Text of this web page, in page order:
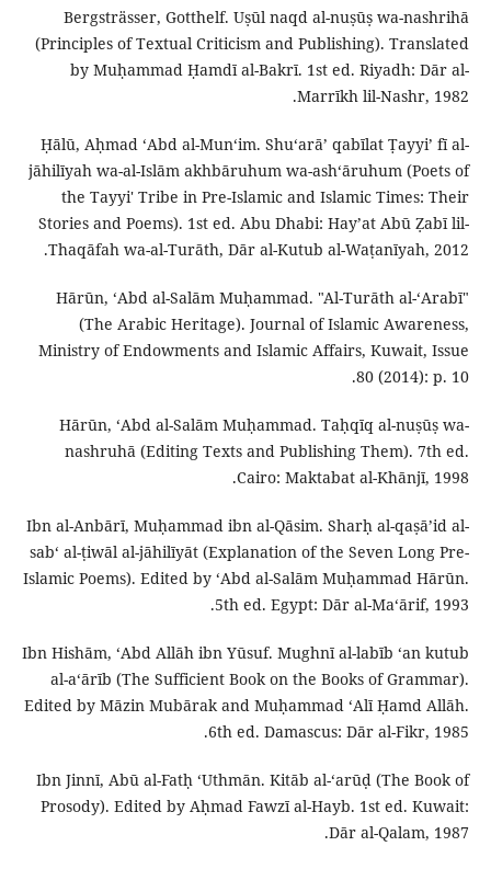
Bergsträsser, Gotthelf. Uṣūl naqd al-nuṣūṣ wa-nashrihā
(Principles of Textual Criticism and Publishing). Translated
by Muḥammad Ḥamdī al-Bakrī. 1st ed. Riyadh: Dār al-
Marrīkh lil-Nashr, 1982.
Ḥālū, Aḥmad ʻAbd al-Munʻim. Shuʻarāʼ qabīlat Ṭayyiʼ fī al-
jāhilīyah wa-al-Islām akhbāruhum wa-ashʻāruhum (Poets of
the Tayyi' Tribe in Pre-Islamic and Islamic Times: Their
Stories and Poems). 1st ed. Abu Dhabi: Hayʼat Abū Ẓabī lil-
Thaqāfah wa-al-Turāth, Dār al-Kutub al-Waṭanīyah, 2012.
Hārūn, ʻAbd al-Salām Muḥammad. "Al-Turāth al-ʻArabī"
(The Arabic Heritage). Journal of Islamic Awareness,
Ministry of Endowments and Islamic Affairs, Kuwait, Issue
80 (2014): p. 10.
Hārūn, ʻAbd al-Salām Muḥammad. Taḥqīq al-nuṣūṣ wa-
nashruhā (Editing Texts and Publishing Them). 7th ed.
Cairo: Maktabat al-Khānjī, 1998.
Ibn al-Anbārī, Muḥammad ibn al-Qāsim. Sharḥ al-qaṣāʼid al-
sabʻ al-ṭiwāl al-jāhilīyāt (Explanation of the Seven Long Pre-
Islamic Poems). Edited by ʻAbd al-Salām Muḥammad Hārūn.
5th ed. Egypt: Dār al-Maʻārif, 1993.
Ibn Hishām, ʻAbd Allāh ibn Yūsuf. Mughnī al-labīb ʻan kutub
al-aʻārīb (The Sufficient Book on the Books of Grammar).
Edited by Māzin Mubārak and Muḥammad ʻAlī Ḥamd Allāh.
6th ed. Damascus: Dār al-Fikr, 1985.
Ibn Jinnī, Abū al-Fatḥ ʻUthmān. Kitāb al-ʻarūḍ (The Book of
Prosody). Edited by Aḥmad Fawzī al-Hayb. 1st ed. Kuwait:
Dār al-Qalam, 1987.